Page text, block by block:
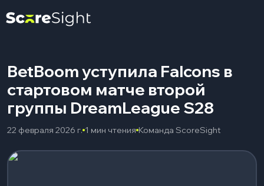
BetBoom уступила Falcons в
стартовом матче второй
группы DreamLeague S28
22 февраля 2026 г. 1 мин чтения Команда ScoreSight